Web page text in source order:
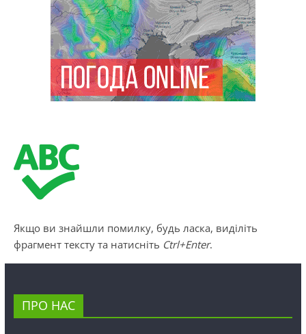
Якщо ви знайшли помилку, будь ласка, виділіть
фрагмент тексту та натисніть Ctrl+Enter.
ПРО НАС